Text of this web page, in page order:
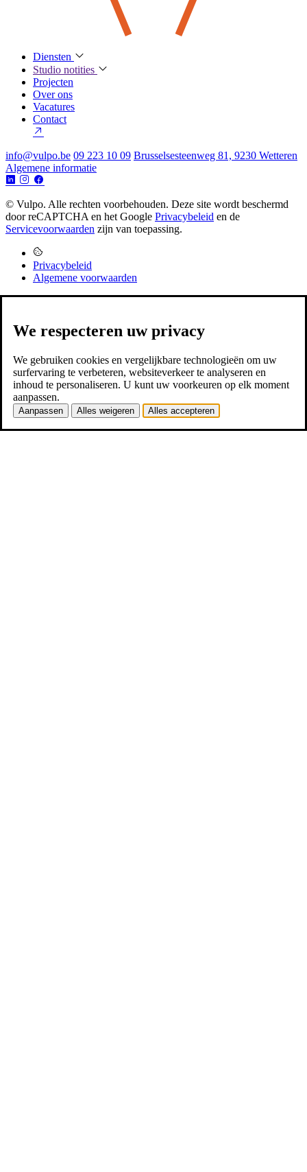
Diensten
Studio notities
Projecten
Over ons
Vacatures
Contact
info@vulpo.be 09 223 10 09 Brusselsesteenweg 81, 9230 Wetteren
Algemene informatie
© Vulpo. Alle rechten voorbehouden. Deze site wordt beschermd
door reCAPTCHA en het Google Privacybeleid en de
Servicevoorwaarden zijn van toepassing.
Privacybeleid
Algemene voorwaarden
We respecteren uw privacy
We gebruiken cookies en vergelijkbare technologieën om uw
surfervaring te verbeteren, websiteverkeer te analyseren en
inhoud te personaliseren. U kunt uw voorkeuren op elk moment
aanpassen.
Aanpassen Alles weigeren Alles accepteren